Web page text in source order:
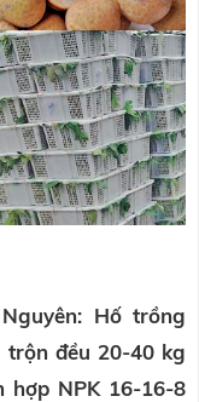
Hố trồng
đều 20-40 kg
hợp NPK 16-16-8